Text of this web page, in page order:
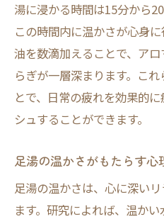
湯に浸かる時間は15分から
この時間内に温かさが心身
油を数滴加えることで、ア
らぎが一層深まります。こ
とで、日常の疲れを効果的
シュすることができます。
足湯の温かさがもたらす心
足湯の温かさは、心に深い
ます。研究によれば、温か